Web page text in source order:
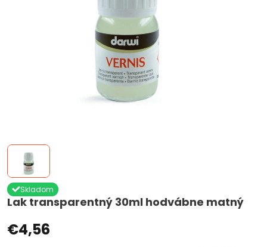
Lak transparentný 30ml hodvábne matný
Skladom
€4,56